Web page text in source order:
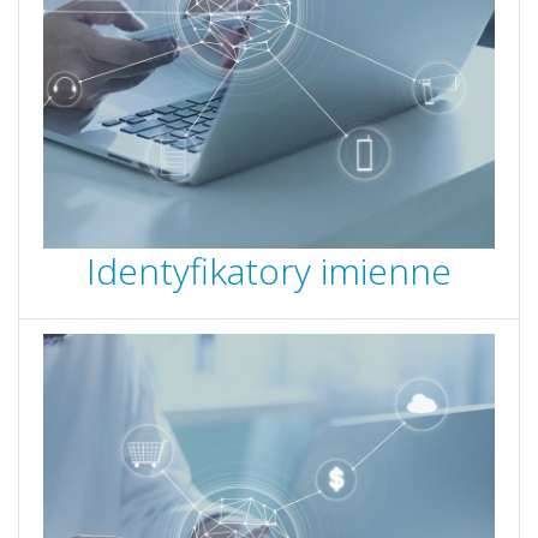
Identyfikatory imienne